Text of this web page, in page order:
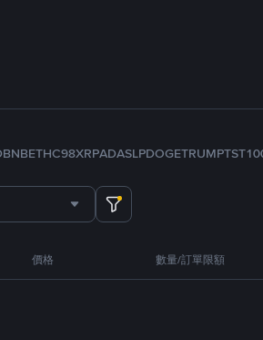
BNBETHC98XRPADASLPDOGETRUMPTST
價格 數量/訂單限額